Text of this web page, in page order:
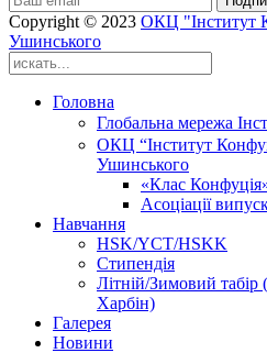
Copyright © 2023 ОКЦ "Інститут
Ушинського
Головна
Глобальна мережа
ОКЦ “Інститут
Ушинського
«Клас
Асоціації
Навчання
HSK/YCT/HSKK
Стипендія
Літній/Зимовий
Харбін)
Галерея
Новини